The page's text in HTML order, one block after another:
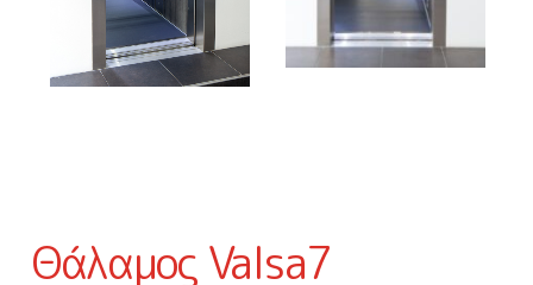
Θάλαμος Valsa7